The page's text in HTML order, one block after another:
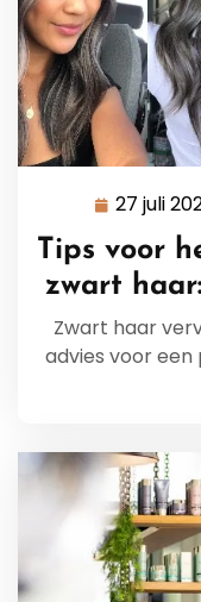
27 juli
Tips voor
zwart
Zwart haar
advies voor